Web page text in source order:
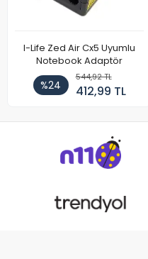
I-Life Zed Air Cx5 Uyumlu
Notebook Adaptör
%24
544,92 TL
412,99 TL